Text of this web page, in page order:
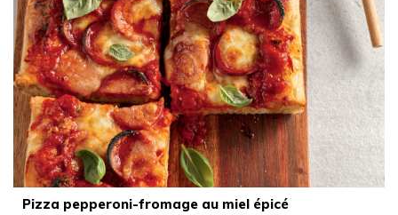
Pizza pepperoni-fromage au miel épicé